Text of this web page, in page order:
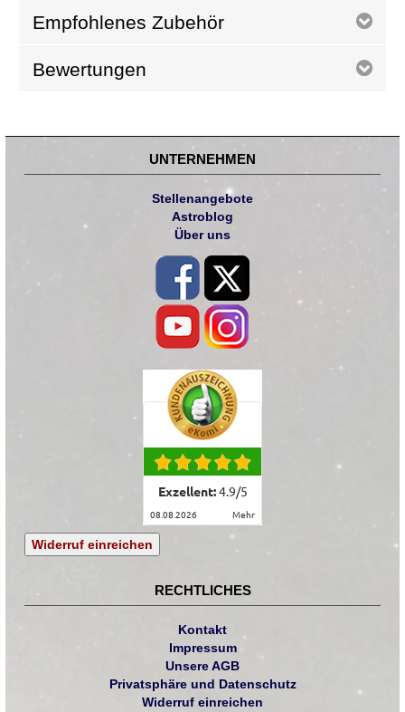
Empfohlenes Zubehör
Bewertungen
UNTERNEHMEN
Stellenangebote
Astroblog
Über uns
Exzellent:4.9/5
08.08.2026 mehr
Widerruf einreichen
RECHTLICHES
Kontakt
Impressum
Unsere AGB
Privatsphäre und Datenschutz
Widerruf einreichen